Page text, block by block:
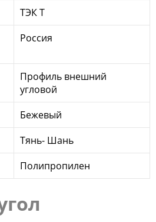
ТЭК Т
Россия
Профиль внешний
угловой
Бежевый
Тянь- Шань
Полипропилен